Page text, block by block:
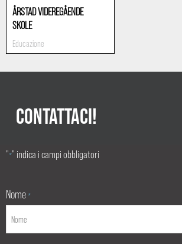
ÅRSTAD VIDEREGÅENDE
SKOLE
Educazione
CONTATTACI!
"*" indica i campi obbligatori
Nome *